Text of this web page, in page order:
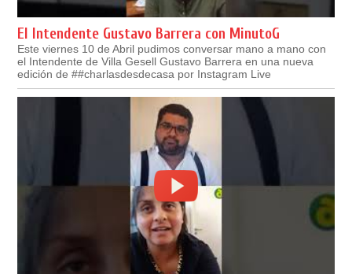
El Intendente Gustavo Barrera con MinutoG
Este viernes 10 de Abril pudimos conversar mano a mano con
el Intendente de Villa Gesell Gustavo Barrera en una nueva
edición de ##charlasdesdecasa por Instagram Live